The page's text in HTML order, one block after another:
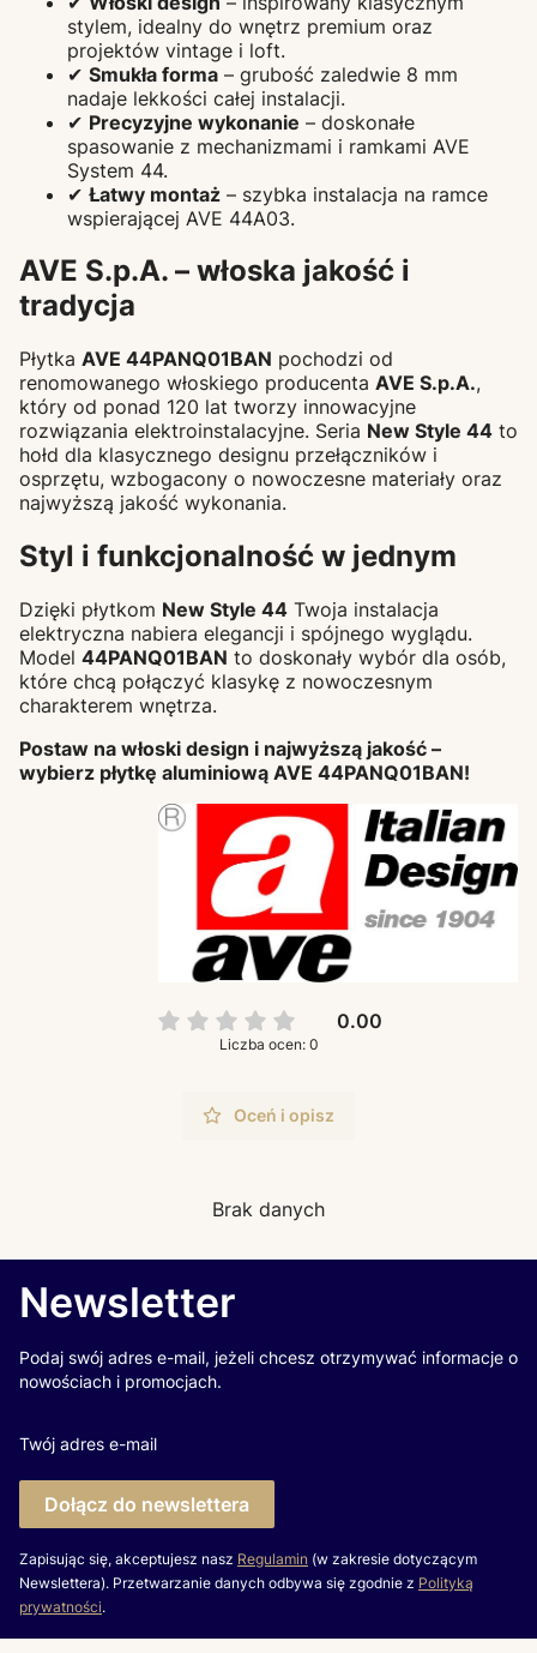
stylem, idealny do wnętrz premium oraz
projektów vintage i loft.
✔ Smukła forma – grubość zaledwie 8 mm
nadaje lekkości całej instalacji.
✔ Precyzyjne wykonanie – doskonałe
spasowanie z mechanizmami i ramkami AVE
System 44.
✔ Łatwy montaż – szybka instalacja na ramce
wspierającej AVE 44A03.
AVE S.p.A. – włoska jakość i
tradycja
Płytka AVE 44PANQ01BAN pochodzi od
renomowanego włoskiego producenta AVE S.p.A.,
który od ponad 120 lat tworzy innowacyjne
rozwiązania elektroinstalacyjne. Seria New Style 44 to
hołd dla klasycznego designu przełączników i
osprzętu, wzbogacony o nowoczesne materiały oraz
najwyższą jakość wykonania.
Styl i funkcjonalność w jednym
Dzięki płytkom New Style 44 Twoja instalacja
elektryczna nabiera elegancji i spójnego wyglądu.
Model 44PANQ01BAN to doskonały wybór dla osób,
które chcą połączyć klasykę z nowoczesnym
charakterem wnętrza.
Postaw na włoski design i najwyższą jakość –
wybierz płytkę aluminiową AVE 44PANQ01BAN!
0.00
Liczba ocen: 0
Oceń i opisz
Brak danych
Newsletter
Podaj swój adres e-mail, jeżeli chcesz otrzymywać informacje o
nowościach i promocjach.
Twój adres e-mail
Dołącz do newslettera
Zapisując się, akceptujesz nasz Regulamin (w zakresie dotyczącym
Newslettera). Przetwarzanie danych odbywa się zgodnie z Polityką
prywatności.